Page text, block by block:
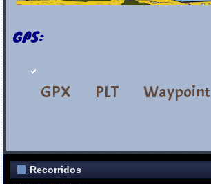
GPS:
GPX PLT Waypoint
Recorridos